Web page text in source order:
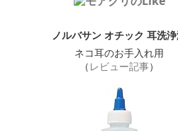
ノルバサン オチック 耳洗
ネコ耳のお手入れ用
（ レビュー記事）